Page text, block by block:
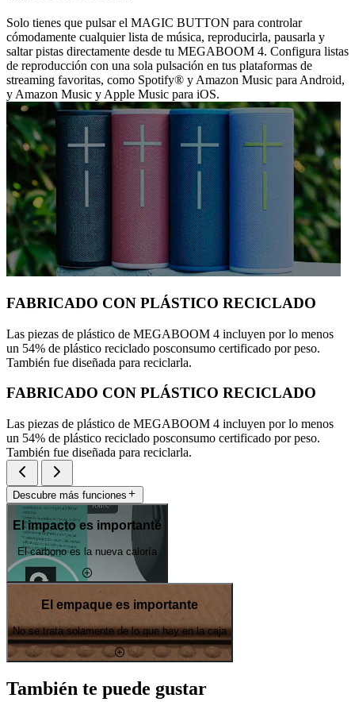
Solo tienes que pulsar el MAGIC BUTTON para controlar
cómodamente cualquier lista de música, reproducirla, pausarla y
saltar pistas directamente desde tu MEGABOOM 4. Configura listas
de reproducción con una sola pulsación en tus plataformas de
streaming favoritas, como Spotify® y Amazon Music para Android,
y Amazon Music y Apple Music para iOS.
FABRICADO CON PLÁSTICO RECICLADO
Las piezas de plástico de MEGABOOM 4 incluyen por lo menos
un 54% de plástico reciclado posconsumo certificado por peso.
También fue diseñada para reciclarla.
FABRICADO CON PLÁSTICO RECICLADO
Las piezas de plástico de MEGABOOM 4 incluyen por lo menos
un 54% de plástico reciclado posconsumo certificado por peso.
También fue diseñada para reciclarla.
Descubre más funciones
El impacto es importante
El carbono es la nueva caloría
El empaque es importante
No se trata solamente de lo que hay en la caja
También te puede gustar